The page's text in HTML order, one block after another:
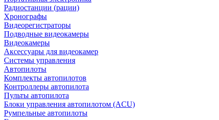
Радиостанции (рации)
Хронографы
Видеорегистраторы
Подводные видеокамеры
Видеокамеры
Аксессуары для видеокамер
Системы управления
Автопилоты
Комплекты автопилотов
Контроллеры автопилота
Пульты автопилота
Блоки управления автопилотом (ACU)
Румпельные автопилоты